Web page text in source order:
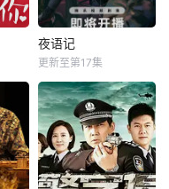
夜语记
更新至第17集